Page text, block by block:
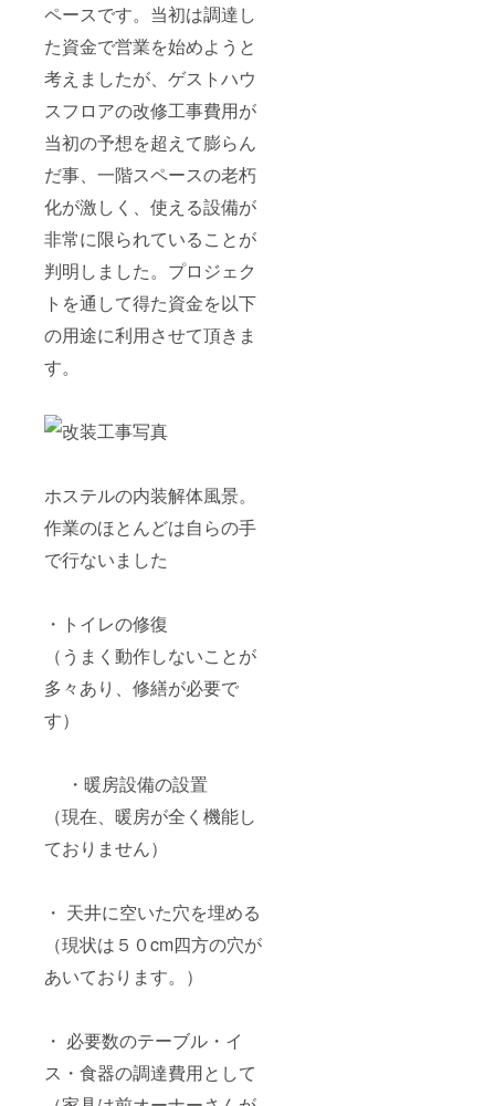
ペースです。当初は調達し
た資金で営業を始めようと
考えましたが、ゲストハウ
スフロアの改修工事費用が
当初の予想を超えて膨らん
だ事、一階スペースの老朽
化が激しく、使える設備が
非常に限られていることが
判明しました。プロジェク
トを通して得た資金を以下
の用途に利用させて頂きま
す。
ホステルの内装解体風景。
作業のほとんどは自らの手
で行ないました
・トイレの修復
（うまく動作しないことが
多々あり、修繕が必要で
す）
・暖房設備の設置
（現在、暖房が全く機能し
ておりません）
・ 天井に空いた穴を埋める
（現状は５０cm四方の穴が
あいております。）
・ 必要数のテーブル・イ
ス・食器の調達費用として